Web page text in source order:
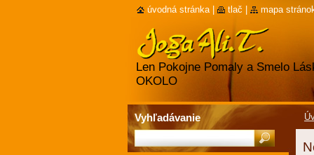
Len Pokojne Pomaly a Smelo
OKOLO
Vyhľadávanie
úvodná stránka tlač mapa